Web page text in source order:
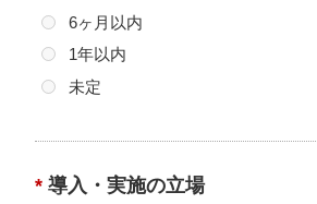
6. 個人情報の開示等の権利
お客さまご自身の権利として、お客さ
第三者提供記録の開示（以下、開示等
6ヶ月以内
1年以内
未定
* 導入・実施の立場